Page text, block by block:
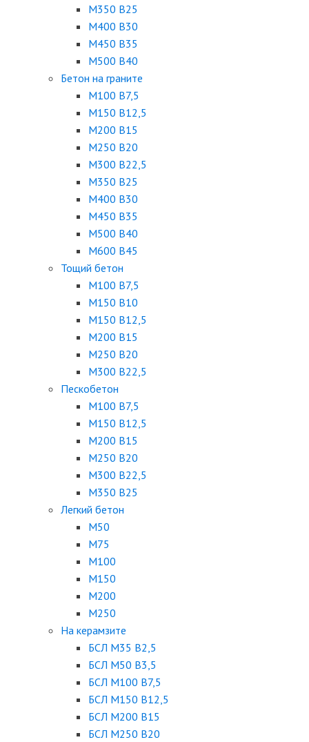
М350 B25
М400 B30
М450 B35
М500 B40
Бетон на граните
М100 B7,5
М150 B12,5
М200 B15
М250 B20
М300 B22,5
М350 B25
М400 B30
М450 B35
М500 B40
М600 B45
Тощий бетон
М100 В7,5
М150 В10
М150 В12,5
М200 В15
М250 В20
М300 В22,5
Пескобетон
М100 В7,5
М150 В12,5
М200 В15
М250 В20
М300 В22,5
М350 В25
Легкий бетон
М50
М75
М100
М150
М200
М250
На керамзите
БСЛ М35 B2,5
БСЛ М50 В3,5
БСЛ М100 В7,5
БСЛ М150 В12,5
БСЛ М200 В15
БСЛ М250 В20